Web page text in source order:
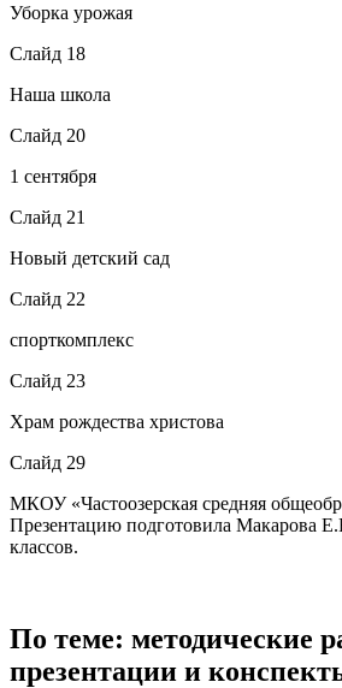
Уборка урожая
Слайд 18
Наша школа
Слайд 20
1 сентября
Слайд 21
Новый детский сад
Слайд 22
спорткомплекс
Слайд 23
Храм рождества христова
Слайд 29
МКОУ «Частоозерская средняя
Презентацию подготовила Макарова
классов.
По теме: методические
презентации и